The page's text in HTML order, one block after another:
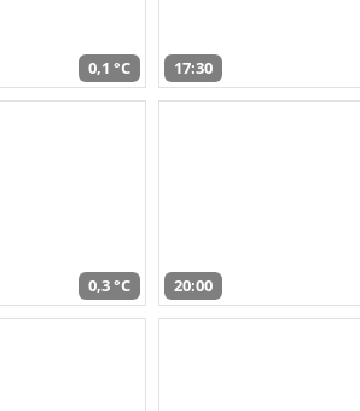
0,1 °C 17:30
0,3 °C 20:00